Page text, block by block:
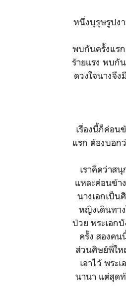
หนึ่งบุรุษรูปงา
พบกันครั้งแร
ร้ายแรง พบกั
ดวงใจนางจึ
เรื่องนี้ก็ค่อน
แรก ต้องบอก
เราคิดว่าส
แหละค่อนข้า
นางเอกเป็น
หญิงเดินทา
ป่วย พระเอก
ครั้ง สองคน
ส่วนศิษย์พี่ให
เอาไว้ พระ
นานา แต่สุด